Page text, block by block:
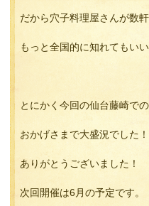
だから穴子料理屋さんが数軒
もっと全国的に知れてもい
とにかく今回の仙台藤崎で
おかげさまで大盛況でした！
ありがとうございました！
次回開催は6月の予定です。